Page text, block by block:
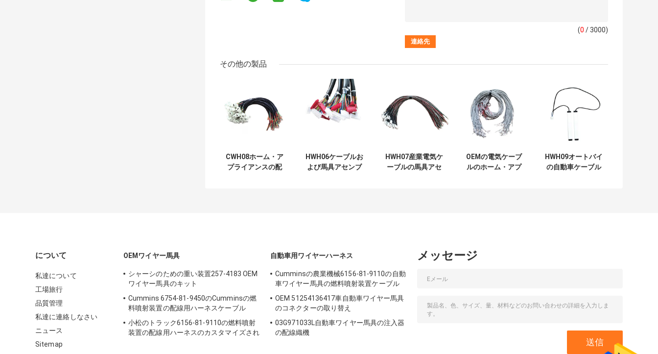
(0 / 3000)
その他の製品
CWH08ホーム・ア
プライアンスの配
HWH06ケーブルお
よび馬具アセンブ
HWH07産業電気ケ
ーブルの馬具アセ
OEMの電気ケーブ
ルのホーム・アプ
HWH09オートバイ
の自動車ケーブル
について
私達について
工場旅行
品質管理
私達に連絡しなさい
ニュース
Sitemap
OEMワイヤー馬具
シャーシのための重い装置257-4183 OEM
ワイヤー馬具のキット
Cummins 6754-81-9450のCumminsの燃
料噴射装置の配線用ハーネスケーブル
小松のトラック6156-81-9110の燃料噴射
装置の配線用ハーネスのカスタマイズされ
自動車用ワイヤーハーネス
Cumminsの農業機械6156-81-9110の自動
車ワイヤー馬具の燃料噴射装置ケーブル
OEM 51254136417車自動車ワイヤー馬具
のコネクターの取り替え
03G971033L自動車ワイヤー馬具の注入器
の配線織機
メッセージ